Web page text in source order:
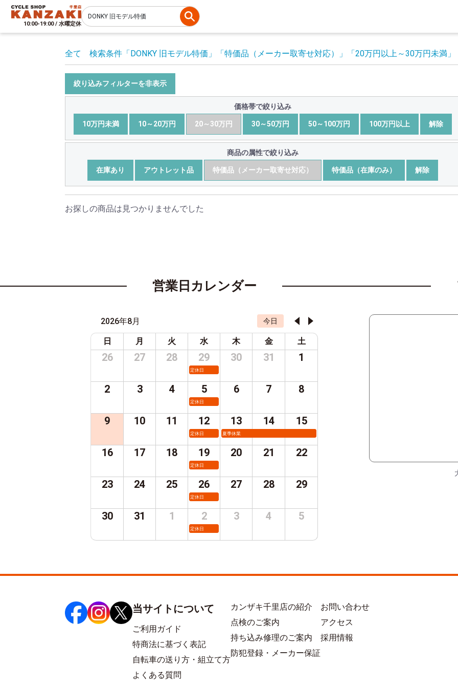
10:00-19:00 / 水曜定休
全て 検索条件 「DONKY 旧モデル特価」 「特価品（メーカー取寄せ対応）」 「20万円以上～30万円未満」
絞り込みフィルターを非表示
価格帯で絞り込み
10万円未満 10～20万円 20～30万円 30～50万円 50～100万円 100万円以上 解除
商品の属性で絞り込み
在庫あり アウトレット品 特価品（メーカー取寄せ対応） 特価品（在庫のみ） 解除
お探しの商品は見つかりませんでした
営業日カレンダー
2026年8月 今日
日 月 火 水 木 金 土
26 27 28 29
定休日
30 31 1
2 3 4 5
定休日
6 7 8
9 10 11 12
定休日
13
夏季休業
14 15
16 17 18 19
定休日
20 21 22
23 24 25 26
定休日
27 28 29
30 31 1 2
定休日
3 4 5
当サイトについて
ご利用ガイド
特商法に基づく表記
自転車の送り方・組立て方
よくある質問
カンザキ千里店の紹介
点検のご案内
持ち込み修理のご案内
防犯登録・メーカー保証
お問い合わせ
アクセス
採用情報